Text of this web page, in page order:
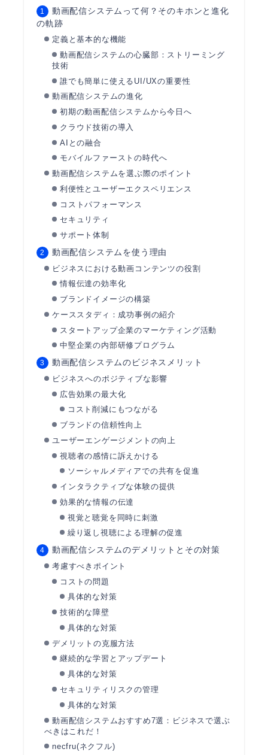
動画配信システムって何？そのキホンと進化
の軌跡
定義と基本的な機能
動画配信システムの心臓部：ストリーミング
技術
誰でも簡単に使えるUI/UXの重要性
動画配信システムの進化
初期の動画配信システムから今日へ
クラウド技術の導入
AIとの融合
モバイルファーストの時代へ
動画配信システムを選ぶ際のポイント
利便性とユーザーエクスペリエンス
コストパフォーマンス
セキュリティ
サポート体制
動画配信システムを使う理由
ビジネスにおける動画コンテンツの役割
情報伝達の効率化
ブランドイメージの構築
ケーススタディ：成功事例の紹介
スタートアップ企業のマーケティング活動
中堅企業の内部研修プログラム
動画配信システムのビジネスメリット
ビジネスへのポジティブな影響
広告効果の最大化
コスト削減にもつながる
ブランドの信頼性向上
ユーザーエンゲージメントの向上
視聴者の感情に訴えかける
ソーシャルメディアでの共有を促進
インタラクティブな体験の提供
効果的な情報の伝達
視覚と聴覚を同時に刺激
繰り返し視聴による理解の促進
動画配信システムのデメリットとその対策
考慮すべきポイント
コストの問題
具体的な対策
技術的な障壁
具体的な対策
デメリットの克服方法
継続的な学習とアップデート
具体的な対策
セキュリティリスクの管理
具体的な対策
動画配信システムおすすめ7選：ビジネスで選ぶ
べきはこれだ！
necfru(ネクフル)